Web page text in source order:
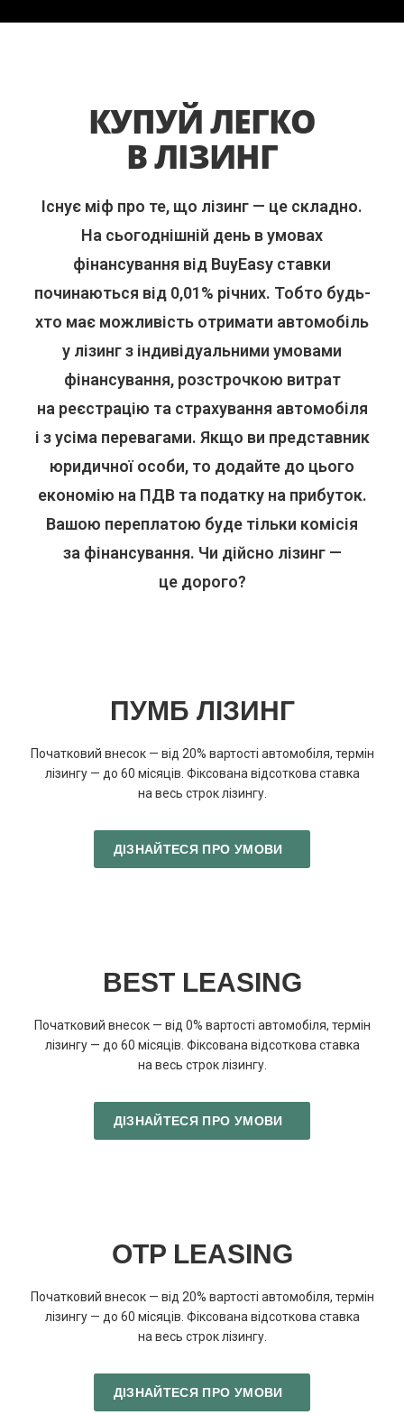
КУПУЙ ЛЕГКО
В ЛІЗИНГ
Існує міф про те, що лізинг — це складно.
На сьогоднішній день в умовах
фінансування від BuyEasy ставки
починаються від 0,01% річних. Тобто будь-
хто має можливість отримати автомобіль
у лізинг з індивідуальними умовами
фінансування, розстрочкою витрат
на реєстрацію та страхування автомобіля
і з усіма перевагами. Якщо ви представник
юридичної особи, то додайте до цього
економію на ПДВ та податку на прибуток.
Вашою переплатою буде тільки комісія
за фінансування. Чи дійсно лізинг —
це дорого?
ПУМБ ЛІЗИНГ
Початковий внесок — від 20% вартості автомобіля, термін
лізингу — до 60 місяців. Фіксована відсоткова ставка
на весь строк лізингу.
ДІЗНАЙТЕСЯ ПРО УМОВИ
BEST LEASING
Початковий внесок — від 0% вартості автомобіля, термін
лізингу — до 60 місяців. Фіксована відсоткова ставка
на весь строк лізингу.
ДІЗНАЙТЕСЯ ПРО УМОВИ
OTP LEASING
Початковий внесок — від 20% вартості автомобіля, термін
лізингу — до 60 місяців. Фіксована відсоткова ставка
на весь строк лізингу.
ДІЗНАЙТЕСЯ ПРО УМОВИ